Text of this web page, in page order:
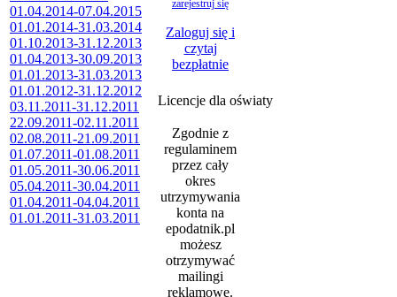
01.04.2014-07.04.2015
01.01.2014-31.03.2014
01.10.2013-31.12.2013
01.04.2013-30.09.2013
01.01.2013-31.03.2013
01.01.2012-31.12.2012
03.11.2011-31.12.2011
22.09.2011-02.11.2011
02.08.2011-21.09.2011
01.07.2011-01.08.2011
01.05.2011-30.06.2011
05.04.2011-30.04.2011
01.04.2011-04.04.2011
01.01.2011-31.03.2011
zarejestruj się
Zaloguj się i
czytaj
bezpłatnie
Licencje dla oświaty
Zgodnie z
regulaminem
przez cały
okres
utrzymywania
konta na
epodatnik.pl
możesz
otrzymywać
mailingi
reklamowe.